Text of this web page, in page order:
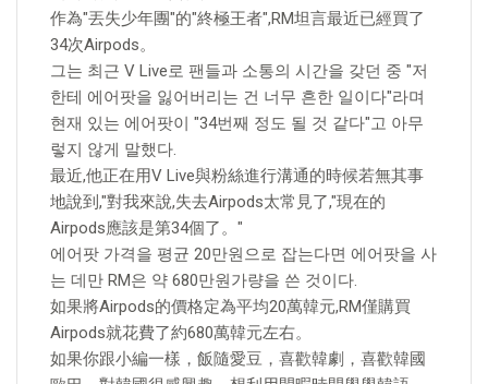
作為"丟失少年團"的"終極王者",RM坦言最近已經買了
34次Airpods。
그는 최근 V Live로 팬들과 소통의 시간을 갖던 중 "저
한테 에어팟을 잃어버리는 건 너무 흔한 일이다"라며
현재 있는 에어팟이 "34번째 정도 될 것 같다"고 아무
렇지 않게 말했다.
最近,他正在用V Live與粉絲進行溝通的時候若無其事
地說到,"對我來說,失去Airpods太常見了,"現在的
Airpods應該是第34個了。"
에어팟 가격을 평균 20만원으로 잡는다면 에어팟을 사
는 데만 RM은 약 680만원가량을 쓴 것이다.
如果將Airpods的價格定為平均20萬韓元,RM僅購買
Airpods就花費了約680萬韓元左右。
如果你跟小編一樣，飯隨愛豆，喜歡韓劇，喜歡韓國